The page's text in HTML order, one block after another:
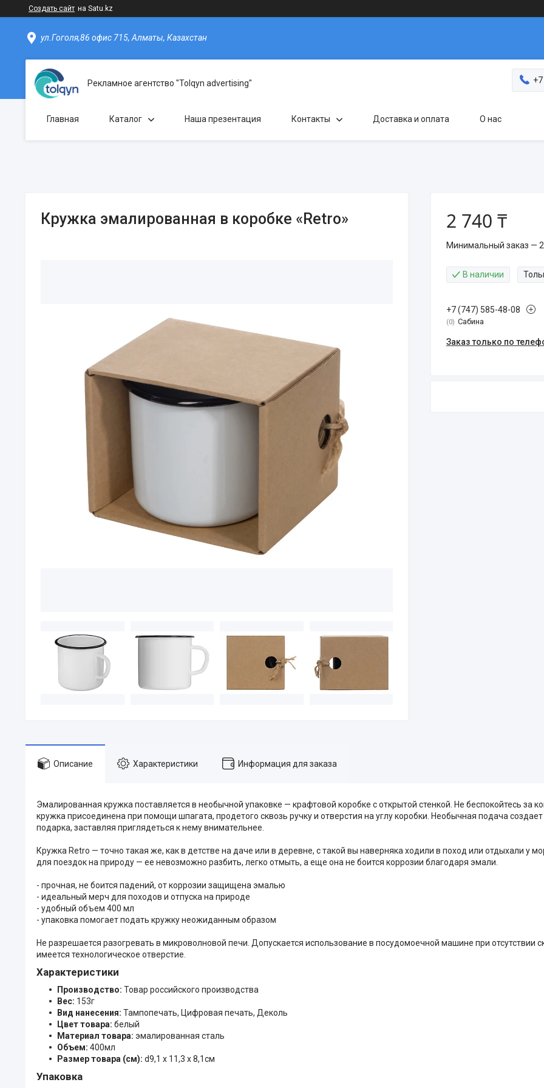
Создать сайт на Satu.kz
ул.Гоголя,86 офис 715, Алматы, Казахстан
Рекламное агентство "Tolqyn advertising"
Главная Каталог Наша презентация Контакты Доставка и оплата О нас
Кружка эмалированная в коробке «Retro» 2 740 ₸
Минимальный заказ — 2
В наличии
+7 (747) 585-48-08
0 Сабина
Заказ только по
Описание Характеристики Информация для заказа
Эмалированная кружка поставляется в необычной упаковке — крафтовой коробке с открытой стенкой. Не беспокойтесь за
кружка присоединена при помощи шпагата, продетого сквозь ручку и отверстия на углу коробки. Необычная подача
подарка, заставляя приглядеться к нему внимательнее.
Кружка Retro — точно такая же, как в детстве на даче или в деревне, с такой вы наверняка ходили в поход или отдыхали у
для поездок на природу — ее невозможно разбить, легко отмыть, а еще она не боится коррозии благодаря эмали.
- прочная, не боится падений, от коррозии защищена эмалью
- идеальный мерч для походов и отпуска на природе
- удобный объем 400 мл
- упаковка помогает подать кружку неожиданным образом
Не разрешается разогревать в микроволновой печи. Допускается использование в посудомоечной машине при отсутствии
имеется технологическое отверстие.
Характеристики
Производство: Товар российского производства
Вес: 153г
Вид нанесения: Тампопечать, Цифровая печать, Деколь
Цвет товара: белый
Материал товара: эмалированная сталь
Объем: 400мл
Размер товара (см): d9,1 х 11,3 х 8,1см
Упаковка